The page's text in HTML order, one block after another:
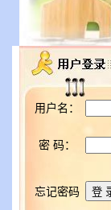
用户名：
密 码：
忘记密码